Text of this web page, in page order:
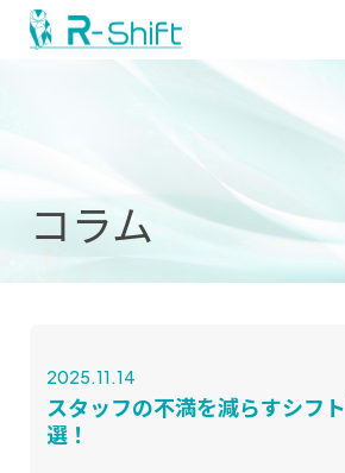
コラム
2025.11.14
スタッフの不満を減らすシフ
選！